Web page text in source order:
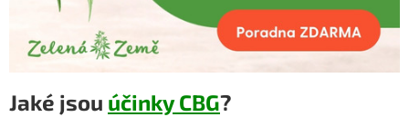
Jaké jsou účinky CBG?